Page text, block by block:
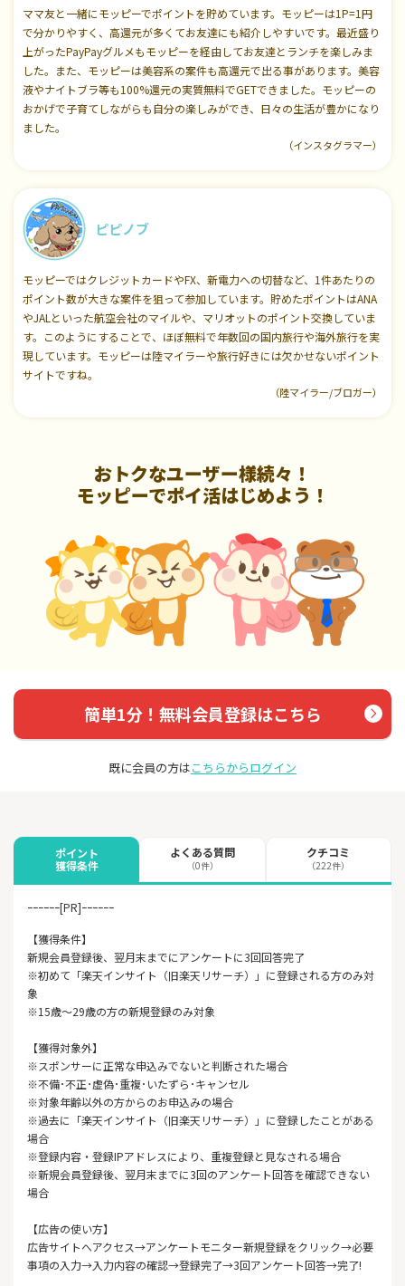
ママ友と一緒にモッピーでポイントを貯めています。モッピーは1P=1円
で分かりやすく、高還元が多くてお友達にも紹介しやすいです。最近盛り
上がったPayPayグルメもモッピーを経由してお友達とランチを楽しみま
した。また、モッピーは美容系の案件も高還元で出る事があります。美容
液やナイトブラ等も100%還元の実質無料でGETできました。モッピーの
おかげで子育てしながらも自分の楽しみができ、日々の生活が豊かになり
ました。
（インスタグラマー）
ピピノブ
モッピーではクレジットカードやFX、新電力への切替など、1件あたりの
ポイント数が大きな案件を狙って参加しています。貯めたポイントはANA
やJALといった航空会社のマイルや、マリオットのポイント交換していま
す。このようにすることで、ほぼ無料で年数回の国内旅行や海外旅行を実
現しています。モッピーは陸マイラーや旅行好きには欠かせないポイント
サイトですね。
（陸マイラー/ブロガー）
おトクなユーザー様続々！
モッピーでポイ活はじめよう！
簡単1分！無料会員登録はこちら
既に会員の方はこちらからログイン
ポイント
獲得条件
よくある質問
（0件）
クチコミ
（222件）
ｰｰｰｰｰｰ[PR]ｰｰｰｰｰｰ
【獲得条件】
新規会員登録後、翌月末までにアンケートに3回回答完了
※初めて「楽天インサイト（旧楽天リサーチ）」に登録される方のみ対
象
※15歳〜29歳の方の新規登録のみ対象
【獲得対象外】
※スポンサーに正常な申込みでないと判断された場合
※不備･不正･虚偽･重複･いたずら･キャンセル
※対象年齢以外の方からのお申込みの場合
※過去に「楽天インサイト（旧楽天リサーチ）」に登録したことがある
場合
※登録内容・登録IPアドレスにより、重複登録と見なされる場合
※新規会員登録後、翌月末までに3回のアンケート回答を確認できない
場合
【広告の使い方】
広告サイトへアクセス→アンケートモニター新規登録をクリック→必要
事項の入力→入力内容の確認→登録完了→3回アンケート回答→完了!